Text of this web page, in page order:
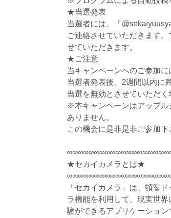
★当選発表
当選者には、「
ご連絡させていただきます
せていただきます。
★ご注意
当キャンペーンへのご参加に
当選者発表後、2週間以内に
当選を無効とさせていただく
※本キャンペーンはアップル
ありません。
この機会に是非是非ご参加下
★セカイカメラとは★
「セカイカメラ」は、頓智
ラ機能を利用して、現実世
験ができるアプリケーション